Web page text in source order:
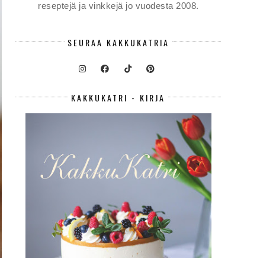
reseptejä ja vinkkejä jo vuodesta 2008.
SEURAA KAKKUKATRIA
KAKKUKATRI - KIRJA